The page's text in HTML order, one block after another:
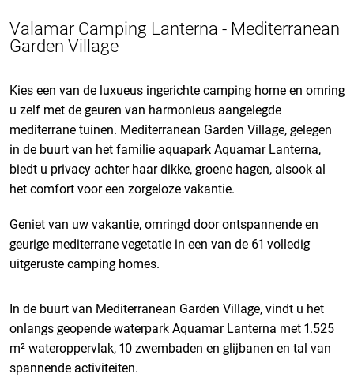
Valamar Camping Lanterna - Mediterranean
Garden Village
Kies een van de luxueus ingerichte camping home en omring
u zelf met de geuren van harmonieus aangelegde
mediterrane tuinen. Mediterranean Garden Village, gelegen
in de buurt van het familie aquapark Aquamar Lanterna,
biedt u privacy achter haar dikke, groene hagen, alsook al
het comfort voor een zorgeloze vakantie.
Geniet van uw vakantie, omringd door ontspannende en
geurige mediterrane vegetatie in een van de 61 volledig
uitgeruste camping homes.
In de buurt van Mediterranean Garden Village, vindt u het
onlangs geopende waterpark Aquamar Lanterna met 1.525
m² wateroppervlak, 10 zwembaden en glijbanen en tal van
spannende activiteiten.